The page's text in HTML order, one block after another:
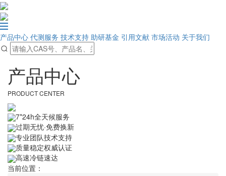
产品中心 代测服务 技术支持 助研基金 引用文献 市场活动 关于我们
产品中心
PRODUCT CENTER
7*24h全天候服务
过期无忧·免费换新
专业团队技术支持
质量稳定权威认证
高速冷链速达
当前位置：